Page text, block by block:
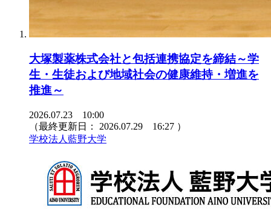
大塚製薬株式会社と包括連携協定を締結～学
生・生徒および地域社会の健康維持・増進を
推進～
2026.07.23 10:00
（最終更新日： 2026.07.29 16:27 ）
学校法人藍野大学